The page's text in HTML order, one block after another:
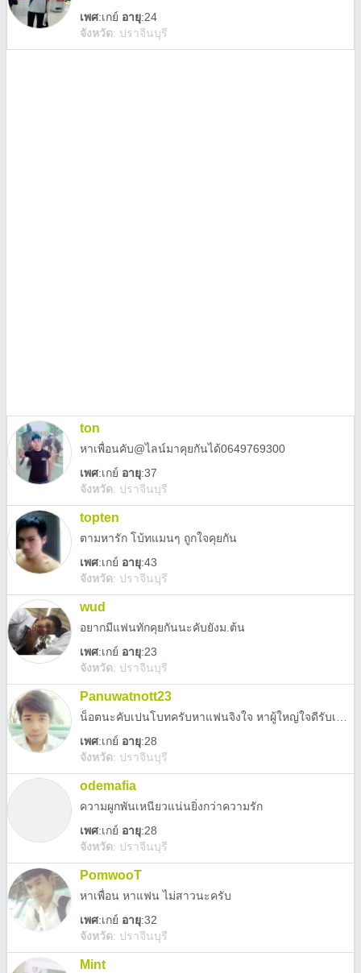
เพศ:เกย์ อายุ:24
จังหวัด: ปราจีนบุรี
ton
หาเพื่อนคับ@ไลน์มาคุยกันได้0649769300
เพศ:เกย์ อายุ:37
จังหวัด: ปราจีนบุรี
topten
ตามหารัก โบ้ทแมนๆ ถูกใจคุยกัน
เพศ:เกย์ อายุ:43
จังหวัด: ปราจีนบุรี
wud
อยากมีแฟนทักคุยกันนะคับยังม.ต้น
เพศ:เกย์ อายุ:23
จังหวัด: ปราจีนบุรี
Panuwatnott23
เพศ:เกย์ อายุ:28
จังหวัด: ปราจีนบุรี
odemafia
ความผูกพันเหนียวแน่นยิ่งกว่าความรัก
เพศ:เกย์ อายุ:28
จังหวัด: ปราจีนบุรี
PomwooT
หาเพื่อน หาแฟน ไม่สาวนะครับ
เพศ:เกย์ อายุ:32
จังหวัด: ปราจีนบุรี
Mint